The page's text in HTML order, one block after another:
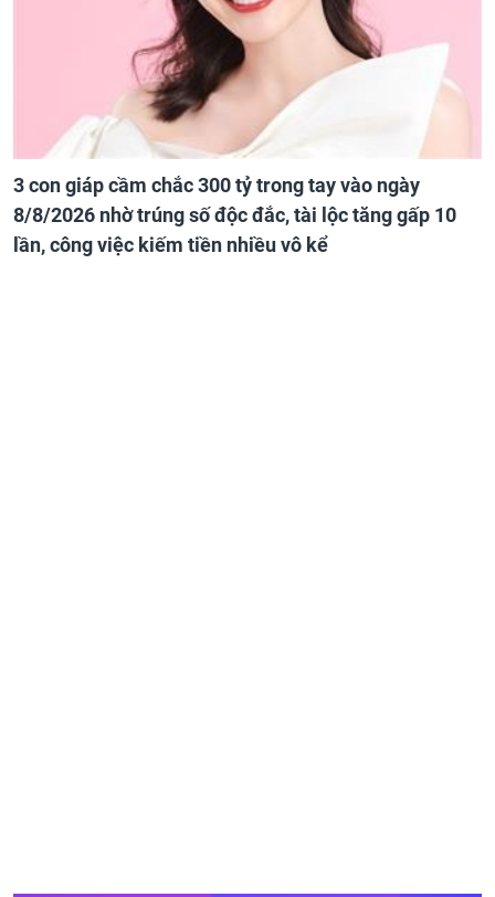
3 con giáp cầm chắc 300 tỷ trong tay vào ngày
8/8/2026 nhờ trúng số độc đắc, tài lộc tăng gấp 10
lần, công việc kiếm tiền nhiều vô kể